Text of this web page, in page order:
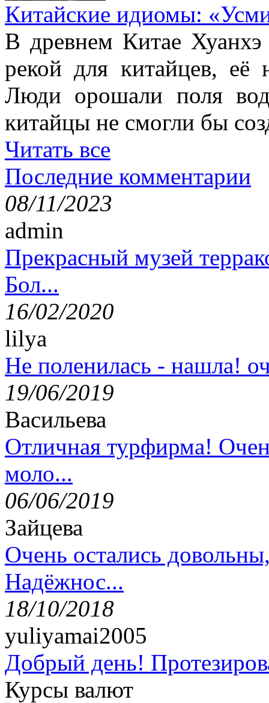
Китайские идиомы:
В древнем Китае
рекой для китайцев, её
Люди орошали поля
китайцы не смогли бы
Читать все
Последние комментарии
08/11/2023
admin
Прекрасный музей
Бол...
16/02/2020
lilya
Не поленилась - нашла!
19/06/2019
Васильева
Отличная турфирма!
моло...
06/06/2019
Зайцева
Очень остались
Надёжнос...
18/10/2018
yuliyamai2005
Добрый день!
Курсы валют